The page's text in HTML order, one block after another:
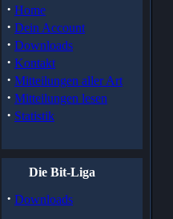
· Home
· Dein Account
· Downloads
· Kontakt
· Mitteilungen aller Art
· Mitteilungen lesen
· Statistik
Die Bit-Liga
· Downloads